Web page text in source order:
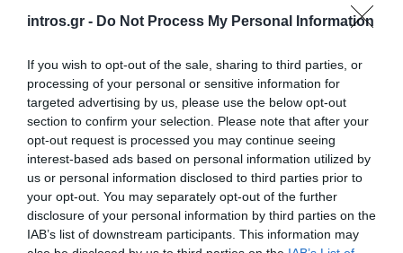
intros.gr - Do Not Process My Personal Information
If you wish to opt-out of the sale, sharing to third parties, or
processing of your personal or sensitive information for
targeted advertising by us, please use the below opt-out
section to confirm your selection. Please note that after your
opt-out request is processed you may continue seeing
interest-based ads based on personal information utilized by
us or personal information disclosed to third parties prior to
your opt-out. You may separately opt-out of the further
disclosure of your personal information by third parties on the
IAB’s list of downstream participants. This information may
Επανασχεδιασμός & Ανάπτυξη Ιστοσελίδας
για την Minitech.gr
Συνεχίζοντας την επιτυχημένη συνεργασία μας, η
εταιρεία minitech, απευθύνθηκε στην intros.gr,
όταν αποφάσισε ότι…
Σχεδιασμός & υλοποίηση ιστοσελίδων